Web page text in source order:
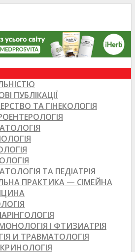
ПУБЛІКАЦІЇ
ТА ГІНЕКОЛОГІЯ
ТА ПЕДІАТРІЯ
ПРАКТИКА — СІМЕЙНА
І ФТИЗИАТРІЯ
И ТРАВМАТОЛОГІЯ